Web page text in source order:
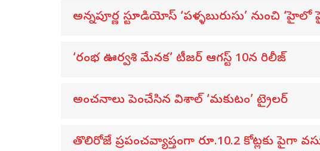
అన్నపూర్ణ స్టూడియోస్ ‘పళ్ళబురుసు’ నుంచి
‘రంభ ఊర్వశి మేనక’ టీజర్ ఆగస్ట్ 10న రిలీజ్
అంచనాలు పెంచేసిన విశాల్ ‘మకుటం’ ట్రైలర్
తొలిరోజే ప్రపంచవ్యాప్తంగా రూ.10.2 కోట్లకు పైగా